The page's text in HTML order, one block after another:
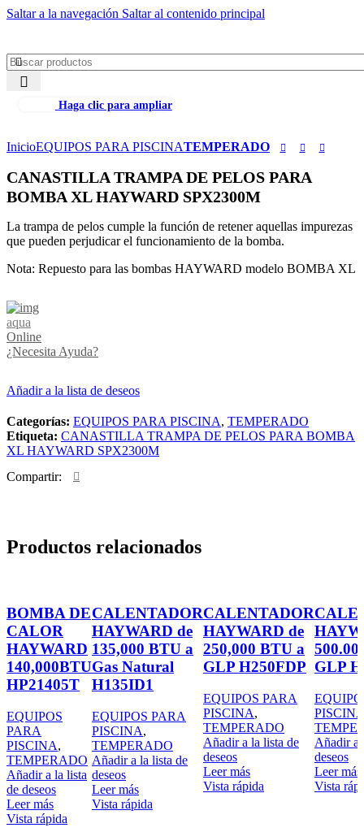
Saltar a la navegación Saltar al contenido principal
Haga clic para ampliar
InicioEQUIPOS PARA PISCINATEMPERADO
CANASTILLA TRAMPA DE PELOS PARA
BOMBA XL HAYWARD SPX2300M
La trampa de pelos cumple la función de retener aquellas impurezas
que pueden perjudicar el funcionamiento de la bomba.
Nota: Repuesto para las bombas HAYWARD modelo BOMBA XL
aqua
Online
¿Necesita Ayuda?
Añadir a la lista de deseos
Categorías: EQUIPOS PARA PISCINA, TEMPERADO
Etiqueta: CANASTILLA TRAMPA DE PELOS PARA BOMBA
XL HAYWARD SPX2300M
Compartir:
Productos relacionados
BOMBA DE
CALOR
HAYWARD
140,000BTU
HP21405T
EQUIPOS
PARA
PISCINA,
TEMPERADO
Añadir a la lista
de deseos
Leer más
Vista rápida
CALENTADOR
HAYWARD de
135,000 BTU a
Gas Natural
H135ID1
EQUIPOS PARA
PISCINA,
TEMPERADO
Añadir a la lista de
deseos
Leer más
Vista rápida
CALENTADOR
HAYWARD de
250,000 BTU a
GLP H250FDP
EQUIPOS PARA
PISCINA,
TEMPERADO
Añadir a la lista de
deseos
Leer más
Vista rápida
GLP
Añadir a
deseos
Leer más
Vista